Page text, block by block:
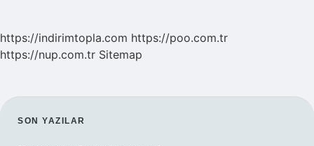
https://indirimtopla.com https://poo.com.tr
https://nup.com.tr Sitemap
SIDEBAR
SON YAZILAR